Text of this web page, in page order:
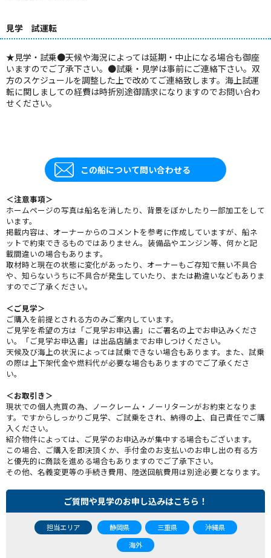
見学 試運転
★見学・試乗●天候や海況によっては延期・中止になる場合も御座
いますのでご了承下さい。●試乗・見学は事前にご連絡下さい。双
方のスケジュールを調整した上で改めてご連絡致します。海上試運
転に関しましての経費は時折別途御請求になりますのでお問い合わ
せください。
この船について問い合わせる
＜注意事項＞
ホームページの写真は船名を消したり、背景をぼかしたり一部加工をして
います。
掲載内容は、オーナーからのコメントを参考に作成していますが、船ネ
ットで約束できるものではありません。装備品やエンジン等、何かと記
載間違いの場合もあります。
取材時と現在の状態に変化があったり、オーナーもご存知で無い不具合
や、知らないうちに不具合が発生していたり、または勘違いなどもありま
すのでご了承ください。
＜ご見学＞
ご購入を前提とされる方のみご案内しています。
ご見学を希望の方は「ご見学お申込書」にご署名の上でお申込みくださ
い。「ご見学お申込書」は出品店舗までお申しつけください。
天候及び海上の状況によっては試乗できない場合もあります。また、試乗
の際は上下架代金や燃料代が必要な場合もありますのでご了承くださ
い。
＜お取引き＞
現状での個人売買の為、ノークレーム・ノーリターンがお約束となりま
す。ですからしっかりご見学、ご試乗をされ、納得の上、自己責任でご購
入ください。
紹介物件によっては、ご見学のお申込みが集中する場合もございます。
この場合、ご購入を即決頂くか、手付金のお支払いのお申し出の有る方
と優先的に商談を進める場合もありますのでご了承下さい。
その他、名義変更等の手続き費用、陸送回航費用は別途必要となります。
ご質問や見学のお申し込みはこちら！
担当エリア 静岡県 三重県
沖縄県
海外